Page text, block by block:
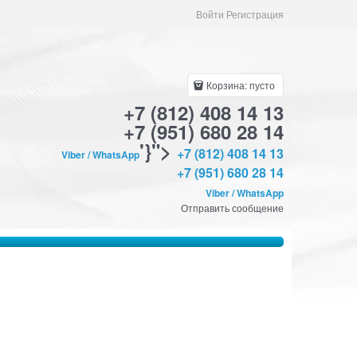
Войти Регистрация
Корзина:пусто
+7 (812) 408 14 13
+7 (951) 680 28 14
Viber / WhatsApp'}"> +7 (812) 408 14 13
+7 (951) 680 28 14
Viber / WhatsApp
Отправить сообщение